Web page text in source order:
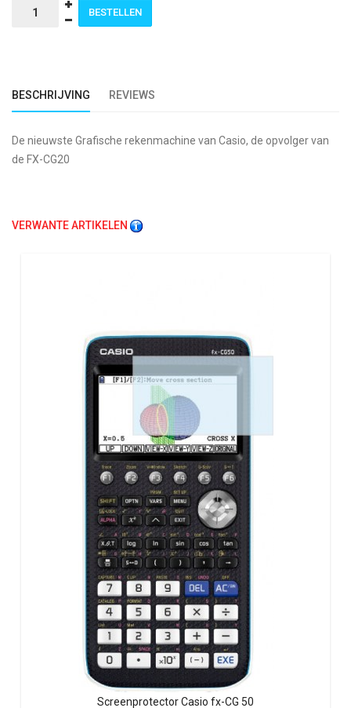
BESCHRIJVING REVIEWS
De nieuwste Grafische rekenmachine van Casio, de opvolger van
de FX-CG20
VERWANTE ARTIKELEN
Screenprotector Casio fx-CG 50